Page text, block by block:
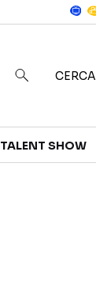
CERCA
TALENT SHOW